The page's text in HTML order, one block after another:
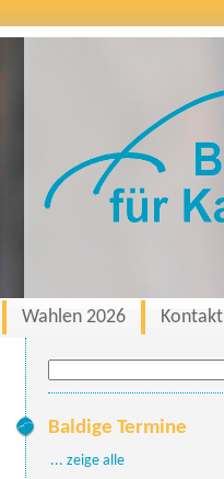
Wahlen 2026 Kontakt
nach:
Baldige Termine
... zeige alle